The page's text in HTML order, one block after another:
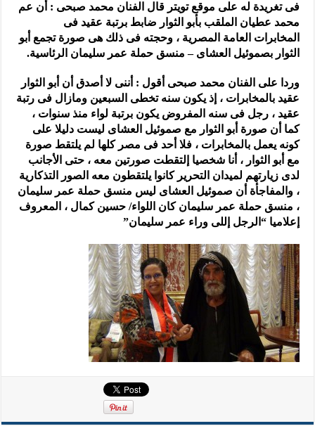
فى تغريدة له على موقع تويتر قال الفنان محمد صبحى : أن عم
محمد عطيان الملقب بأبو الثوار ضابط برتبة عقيد فى
المخابرات العامة المصرية ، وحجته فى ذلك هى صورة تجمع أبو
الثوار بصموئيل العشاى – منسق حملة عمر سليمان الرئاسية.
وردا على الفنان محمد صبحى أقول : أننى لا أصدق أن أبو الثوار
عقيد بالمخابرات ، إذ يكون سنه تخطى السبعين ومازال فى رتبة
عقيد ، رجل فى سنه المفروض يكون برتبة لواء منذ سنوات ،
كما أن صورة أبو الثوار مع صموئيل العشاى ليست دليلا على
كونه يعمل بالمخابرات ، فلا أحد فى مصر كلها لم يلتقط صورة
مع أبو الثوار ، أنا شخصيا إلتقطت صورتين معه ، حتى الأجانب
لدى زيارتهم لميدان التحرير كانوا يلتقطون معه الصور التذكارية
، والمفاجأة أن صموئيل العشاى ليس منسق حملة عمر سليمان
، منسق حملة عمر سليمان كان اللواء/ حسين كمال ، المعروف
إعلاميا “الرجل إللى وراء عمر سليمان”